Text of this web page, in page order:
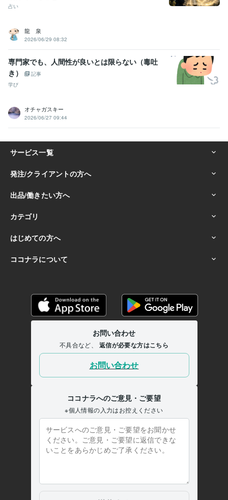
占い
龍 泉
2026/06/29 08:32
専門家でも、人間性が良いとは限らない（毒吐
き）
記事
学び
オチャガスキー
2026/06/27 09:44